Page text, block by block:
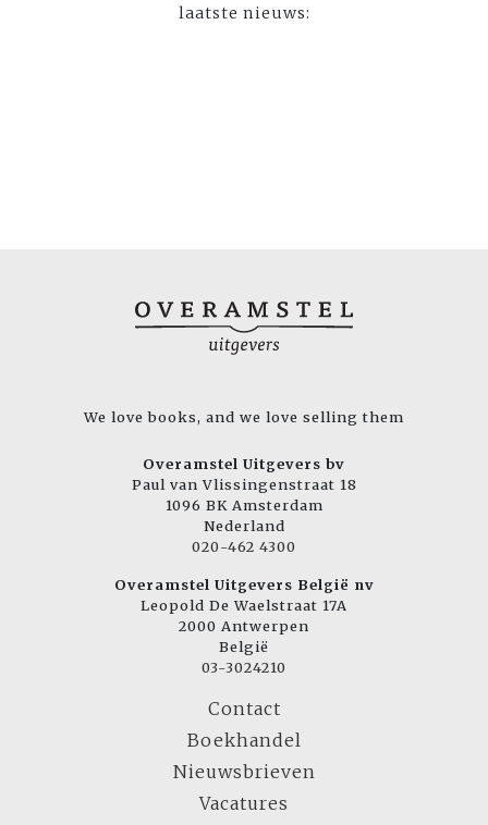
laatste nieuws:
We love books, and we love selling them
Overamstel Uitgevers bv
Paul van Vlissingenstraat 18
1096 BK Amsterdam
Nederland
020-462 4300
Overamstel Uitgevers België nv
Leopold De Waelstraat 17A
2000 Antwerpen
België
03-3024210
Contact
Boekhandel
Nieuwsbrieven
Vacatures